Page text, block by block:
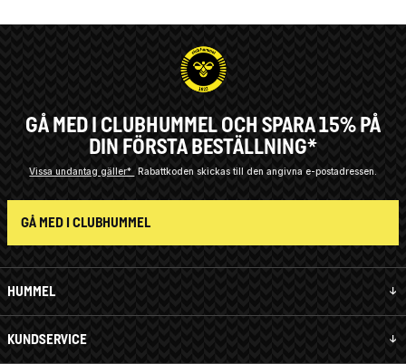
HUMMEL
KUNDSERVICE
GÅ MED I CLUBHUMMEL OCH SPARA 15% PÅ
DIN FÖRSTA BESTÄLLNING*
Vissa undantag gäller* Rabattkoden skickas till den angivna e-postadressen.
GÅ MED I CLUBHUMMEL